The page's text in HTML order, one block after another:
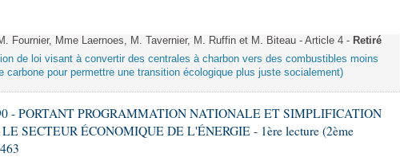
Fournier, Mme Laernoes, M. Tavernier, M. Ruffin et M. Biteau - Article 4 - Retiré
de loi visant à convertir des centrales à charbon vers des combustibles moins
carbone pour permettre une transition écologique plus juste socialement)
- PORTANT PROGRAMMATION NATIONALE ET SIMPLIFICATION
SECTEUR ÉCONOMIQUE DE L'ÉNERGIE - 1ère lecture (2ème